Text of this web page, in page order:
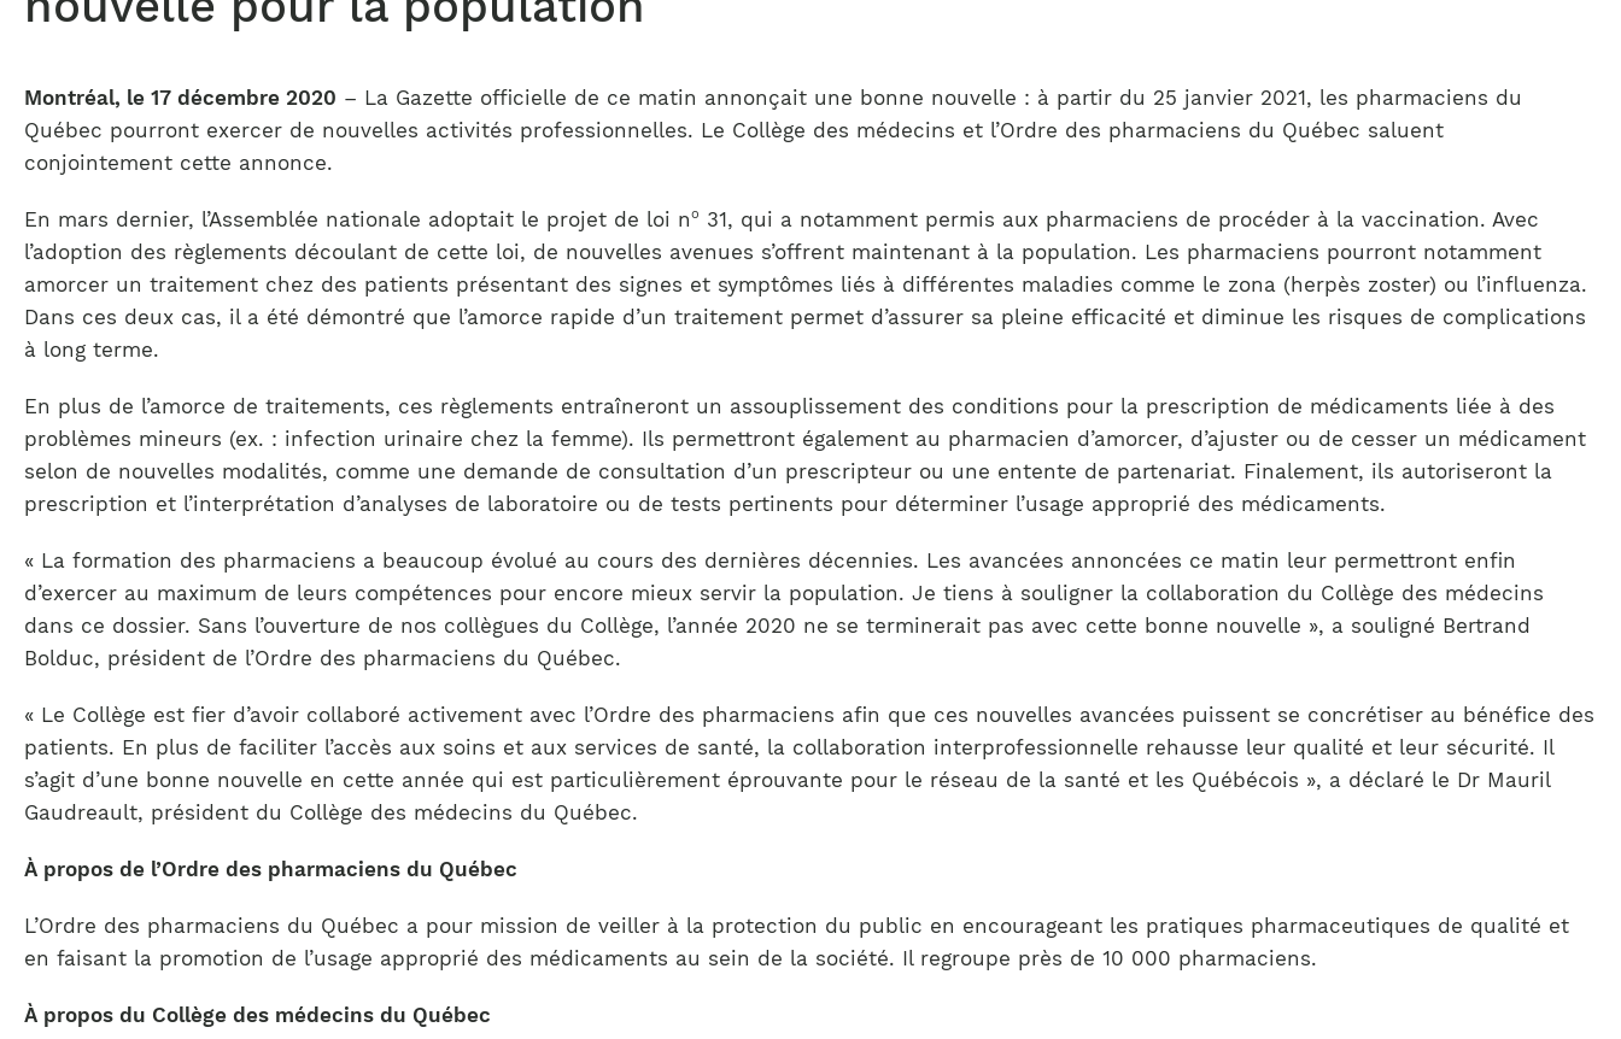
Notre équipe
Montréal, le 17 décembre 2020 – La Gazette officielle de ce matin annonçait une bonne nouvelle : à partir du 25 janvier 2021, les pharmaciens du
Québec pourront exercer de nouvelles activités professionnelles. Le Collège des médecins et l’Ordre des pharmaciens du Québec saluent
conjointement cette annonce.
En mars dernier, l’Assemblée nationale adoptait le projet de loi no
31, qui a notamment permis aux pharmaciens de procéder à la vaccination. Avec
l’adoption des règlements découlant de cette loi, de nouvelles avenues s’offrent maintenant à la population. Les pharmaciens pourront notamment
amorcer un traitement chez des patients présentant des signes et symptômes liés à différentes maladies comme le zona (herpès zoster) ou l’influenza.
Dans ces deux cas, il a été démontré que l’amorce rapide d’un traitement permet d’assurer sa pleine efficacité et diminue les risques de complications
à long terme.
En plus de l’amorce de traitements, ces règlements entraîneront un assouplissement des conditions pour la prescription de médicaments liée à des
problèmes mineurs (ex. : infection urinaire chez la femme). Ils permettront également au pharmacien d’amorcer, d’ajuster ou de cesser un médicament
selon de nouvelles modalités, comme une demande de consultation d’un prescripteur ou une entente de partenariat. Finalement, ils autoriseront la
prescription et l’interprétation d’analyses de laboratoire ou de tests pertinents pour déterminer l’usage approprié des médicaments.
« La formation des pharmaciens a beaucoup évolué au cours des dernières décennies. Les avancées annoncées ce matin leur permettront enfin
d’exercer au maximum de leurs compétences pour encore mieux servir la population. Je tiens à souligner la collaboration du Collège des médecins
dans ce dossier. Sans l’ouverture de nos collègues du Collège, l’année 2020 ne se terminerait pas avec cette bonne nouvelle », a souligné Bertrand
Bolduc, président de l’Ordre des pharmaciens du Québec.
« Le Collège est fier d’avoir collaboré activement avec l’Ordre des pharmaciens afin que ces nouvelles avancées puissent se concrétiser au bénéfice des
patients. En plus de faciliter l’accès aux soins et aux services de santé, la collaboration interprofessionnelle rehausse leur qualité et leur sécurité. Il
s’agit d’une bonne nouvelle en cette année qui est particulièrement éprouvante pour le réseau de la santé et les Québécois », a déclaré le Dr Mauril
Gaudreault, président du Collège des médecins du Québec.
À propos de l’Ordre des pharmaciens du Québec
L’Ordre des pharmaciens du Québec a pour mission de veiller à la protection du public en encourageant les pratiques pharmaceutiques de qualité et
en faisant la promotion de l’usage approprié des médicaments au sein de la société. Il regroupe près de 10 000 pharmaciens.
À propos du Collège des médecins du Québec